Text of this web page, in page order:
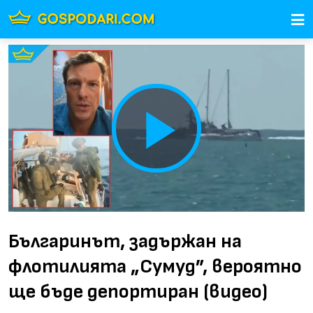
Play
Video
Българинът, задържан на
флотилията „Сумуд”, вероятно
ще бъде депортиран (видео)